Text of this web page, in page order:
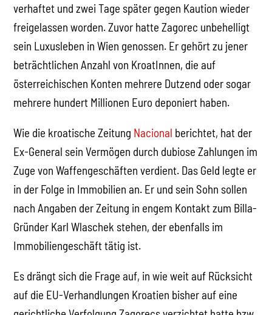
verhaftet und zwei Tage später gegen Kaution wieder
freigelassen worden. Zuvor hatte Zagorec unbehelligt
sein Luxusleben in Wien genossen. Er gehört zu jener
beträchtlichen Anzahl von KroatInnen, die auf
österreichischen Konten mehrere Dutzend oder sogar
mehrere hundert Millionen Euro deponiert haben.
Wie die kroatische Zeitung Nacional berichtet, hat der
Ex-General sein Vermögen durch dubiose Zahlungen im
Zuge von Waffengeschäften verdient. Das Geld legte er
in der Folge in Immobilien an. Er und sein Sohn sollen
nach Angaben der Zeitung in engem Kontakt zum Billa-
Gründer Karl Wlaschek stehen, der ebenfalls im
Immobiliengeschäft tätig ist.
Es drängt sich die Frage auf, in wie weit auf Rücksicht
auf die EU-Verhandlungen Kroatien bisher auf eine